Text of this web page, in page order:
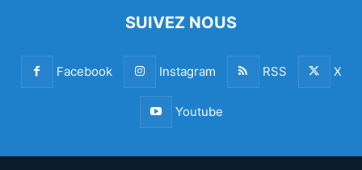
SUIVEZ NOUS
Facebook Instagram RSS X
Youtube